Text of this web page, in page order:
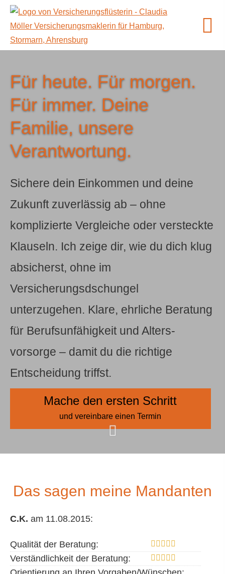
Für heute. Für morgen.
Für immer. Deine
Familie, unsere
Verantwortung.
Sichere dein Einkommen und deine
Zukunft zuverlässig ab – ohne
komplizierte Vergleiche oder versteckte
Klauseln. Ich zeige dir, wie du dich klug
absicherst, ohne im
Versicherungsdschungel
unterzugehen. Klare, ehrliche Beratung
für Berufs­unfähig­keit und Alters­
vorsorge – damit du die richtige
Entscheidung triffst.
Mache den ersten Schritt
und vereinbare einen Termin
Das sagen meine Mandanten
C.K. am 11.08.2015:
Qualität der Beratung:
Verständlichkeit der Beratung: